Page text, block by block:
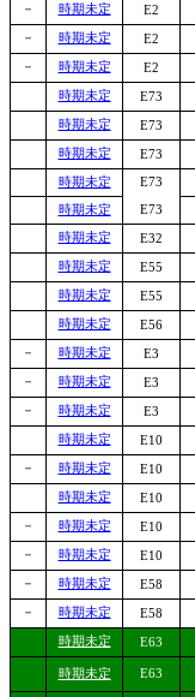
－ 時期未定 E2
－ 時期未定 E2
－ 時期未定 E2
時期未定 E73
時期未定 E73
時期未定 E73
時期未定 E73
時期未定 E73
時期未定 E32
時期未定 E55
時期未定 E55
時期未定 E56
－ 時期未定 E3
－ 時期未定 E3
－ 時期未定 E3
時期未定 E10
－ 時期未定 E10
時期未定 E10
－ 時期未定 E10
－ 時期未定 E10
－ 時期未定 E58
－ 時期未定 E58
時期未定 E63
時期未定 E63